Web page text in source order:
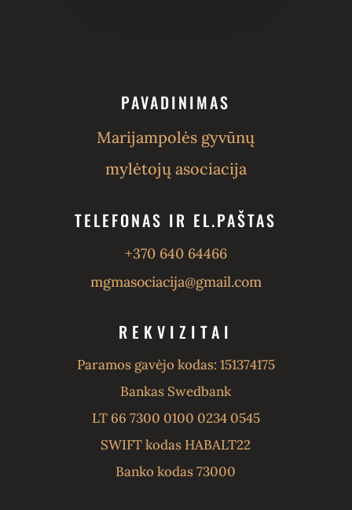
PAVADINIMAS
Marijampolės gyvūnų
mylėtojų asociacija
TELEFONAS IR EL.PAŠTAS
+370 640 64466
mgmasociacija@gmail.com
REKVIZITAI
Paramos gavėjo kodas: 151374175
Bankas Swedbank
LT 66 7300 0100 0234 0545
SWIFT kodas HABALT22
Banko kodas 73000